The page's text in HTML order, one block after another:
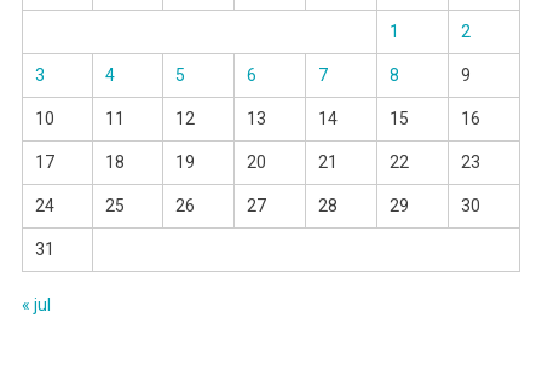
1 2
3 4 5 6 7 8 9
10 11 12 13 14 15 16
17 18 19 20 21 22 23
24 25 26 27 28 29 30
31
« jul